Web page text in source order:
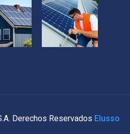
Derechos Reservados Elusso